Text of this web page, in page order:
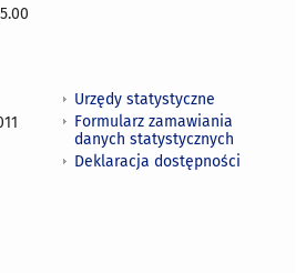
Urzędy statystyczne
Formularz zamawiania
danych statystycznych
Deklaracja dostępności